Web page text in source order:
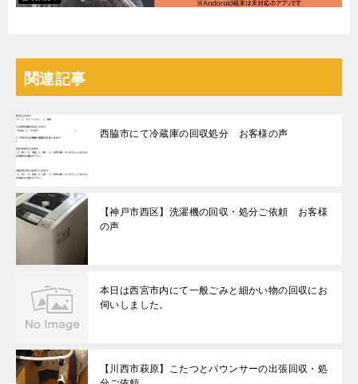
関連記事
西脇市にて冷蔵庫の回収処分 お客様の声
【神戸市西区】洗濯機の回収・処分ご依頼 お客様
の声
本日は西宮市内にて一般ごみと細かい物の回収にお
伺いしました。
【川西市萩原】こたつとバウンサーの出張回収・処